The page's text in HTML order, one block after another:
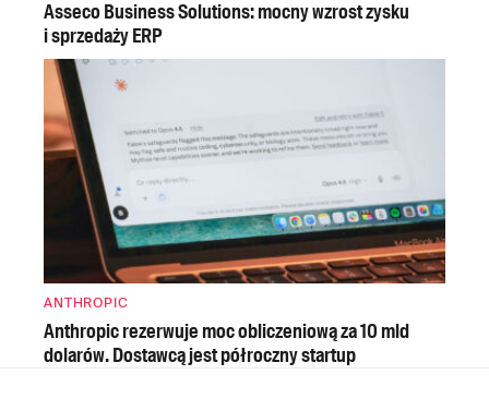
Asseco Business Solutions: mocny wzrost zysku
i sprzedaży ERP
ANTHROPIC
Anthropic rezerwuje moc obliczeniową za 10 mld
dolarów. Dostawcą jest półroczny startup